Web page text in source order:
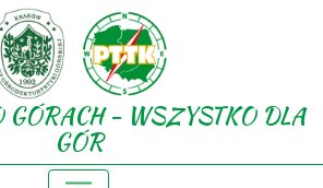
GÓRACH - WSZYSTKO DLA
GÓR